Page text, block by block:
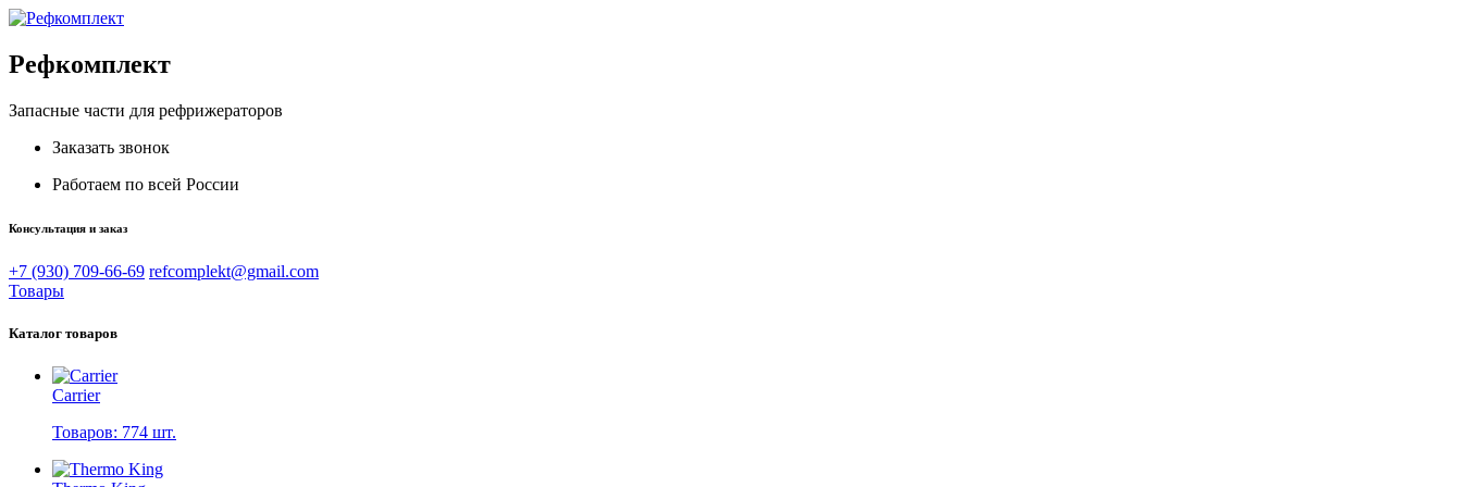
Рефкомплект
Запасные части для рефрижераторов
Заказать звонок
Работаем по всей России
Консультация и заказ
+7 (930) 709-66-69 refcomplekt@gmail.com
Товары
Каталог товаров
Carrier
Товаров: 774 шт.